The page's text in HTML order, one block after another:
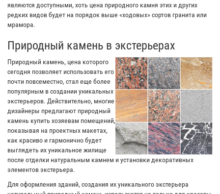
являются доступными, хоть цена природного камня этих и других
редких видов будет на порядок выше «ходовых» сортов гранита или
мрамора.
Природный камень в экстерьерах
Природный камень, цена которого
сегодня позволяет использовать его
почти повсеместно, стал еще более
популярным в создании уникальных
экстерьеров. Действительно, многие
дизайнеры предлагают природный
камень купить хозяевам помещений,
показывая на проектных макетах,
как красиво и гармонично будет
выглядеть их уникальное жилище
после отделки натуральным камнем и установки декоративных
элементов экстерьера.
Для оформления зданий, создания их уникального экстерьера